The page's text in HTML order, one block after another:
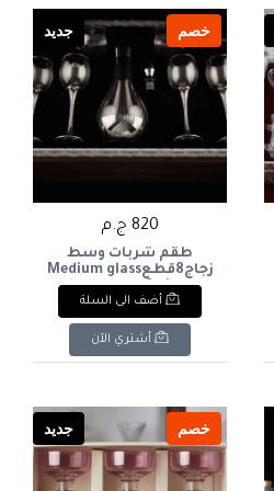
خصم جديد
820 ج.م
طقم شربات وسط
زجاج8قطعMedium glass
sherbet set, 8 pieces
أضف الى السلة
أشتري الآن
خصم جديد